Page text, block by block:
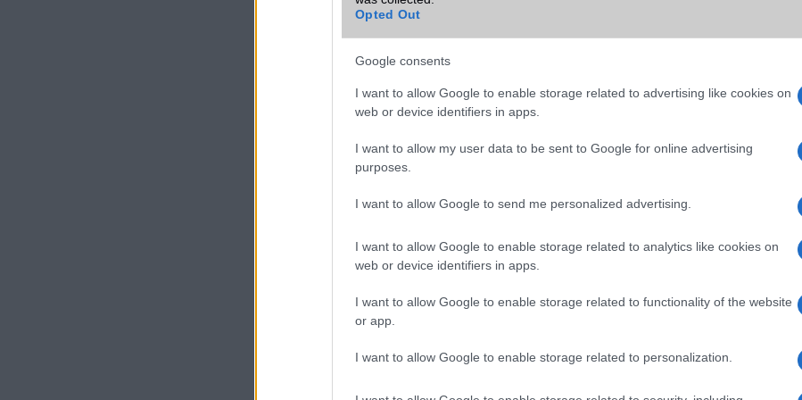
Opted Out
Google consents
I want to allow Google to enable storage related to advertising like cookies on
web or device identifiers in apps.
I want to allow my user data to be sent to Google for online advertising
purposes.
I want to allow Google to send me personalized advertising.
I want to allow Google to enable storage related to analytics like cookies on
web or device identifiers in apps.
I want to allow Google to enable storage related to functionality of the website
or app.
I want to allow Google to enable storage related to personalization.
Blackberry
NFC területenként változó
GPS
aGPS (USA), Glonass (Orosz),
(Japán)
AKKUMULÁTOR